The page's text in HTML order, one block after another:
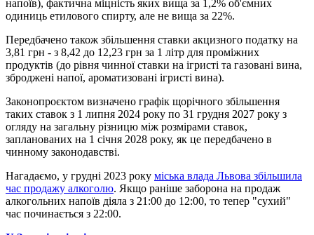
напоїв), фактична міцність яких вища за 1,2% об'ємних
одиниць етилового спирту, але не вища за 22%.
Передбачено також збільшення ставки акцизного податку на
3,81 грн - з 8,42 до 12,23 грн за 1 літр для проміжних
продуктів (до рівня чинної ставки на ігристі та газовані вина,
зброджені напої, ароматизовані ігристі вина).
Законопроєктом визначено графік щорічного збільшення
таких ставок з 1 липня 2024 року по 31 грудня 2027 року з
огляду на загальну різницю між розмірами ставок,
запланованих на 1 січня 2028 року, як це передбачено в
чинному законодавстві.
Нагадаємо, у грудні 2023 року міська влада Львова збільшила
час продажу алкоголю. Якщо раніше заборона на продаж
алкогольних напоїв діяла з 21:00 до 12:00, то тепер "сухий"
час починається з 22:00.